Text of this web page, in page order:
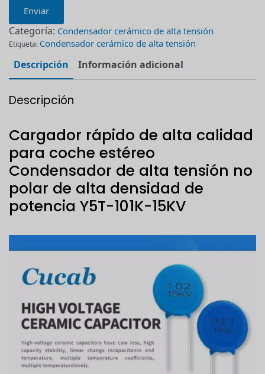
Enviar
Categoría: Condensador cerámico de alta tensión
Etiqueta: Condensador cerámico de alta tensión
Descripción Información adicional
Descripción
Cargador rápido de alta calidad
para coche estéreo
Condensador de alta tensión no
polar de alta densidad de
potencia Y5T-101K-15KV